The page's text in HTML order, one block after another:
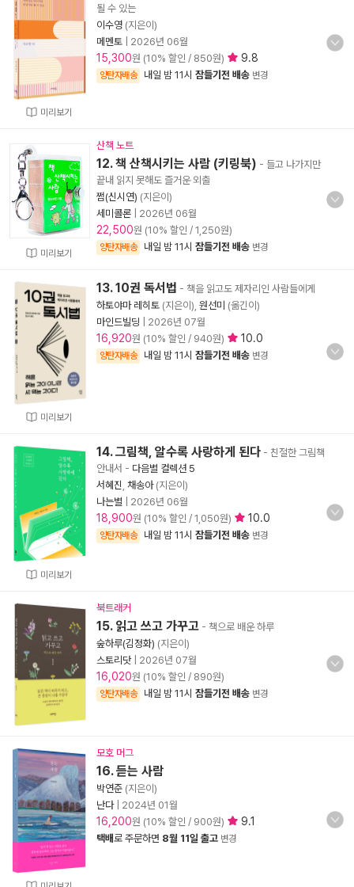
미리보기
될 수 있는
이수영 (지은이)
메멘토
2026년 06월
15,300원 (10% 할인 / 850원) 9.8
양탄자배송 내일 밤 11시 잠들기전 배송 변경
미리보기
산책 노트
12. 책 산책시키는 사람 (키링북) - 들고 나가지만
끝내 읽지 못해도 즐거운 외출
쩜(신시연) (지은이)
세미콜론
2026년 06월
22,500원 (10% 할인 / 1,250원)
양탄자배송 내일 밤 11시 잠들기전 배송 변경
미리보기
13. 10권 독서법 - 책을 읽고도 제자리인 사람들에게
하토야마 레히토 (지은이), 원선미 (옮긴이)
마인드빌딩
2026년 07월
16,920원 (10% 할인 / 940원) 10.0
양탄자배송 내일 밤 11시 잠들기전 배송 변경
미리보기
14. 그림책, 알수록 사랑하게 된다 - 친절한 그림책
안내서 - 다음별 컬렉션 5
서혜진 채송아(지은이)
나는별
2026년 06월
18,900원 (10% 할인 / 1,050원) 10.0
양탄자배송 내일 밤 11시 잠들기전 배송 변경
북트래커
15. 읽고 쓰고 가꾸고 - 책으로 배운 하루
숲하루(김정화) (지은이)
스토리닷| 2026년 07월
16,020원 (10% 할인 / 890원)
양탄자배송 내일 밤 11시 잠들기전 배송 변경
모호 머그
16. 듣는 사람
박연준 (지은이)
난다| 2024년 01월
16,200원 (10% 할인 / 900원) 9.1
택배로 주문하면 8월 11일 출고 변경